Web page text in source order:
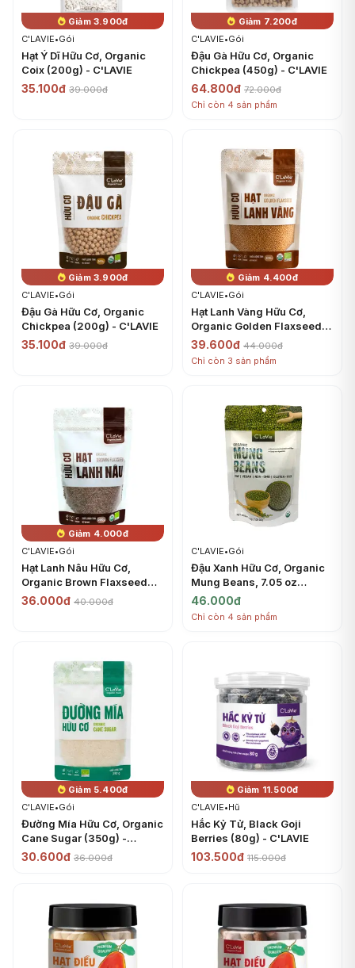
Giảm 3.900đ
C'LAVIE•Gói
Hạt Ý Dĩ Hữu Cơ, Organic
Coix (200g) - C'LAVIE
35.100đ 39.000đ
Giảm 7.200đ
C'LAVIE•Gói
Đậu Gà Hữu Cơ, Organic
Chickpea (450g) - C'LAVIE
64.800đ 72.000đ
Chỉ còn 4 sản phẩm
Giảm 3.900đ
C'LAVIE•Gói
Đậu Gà Hữu Cơ, Organic
Chickpea (200g) - C'LAVIE
35.100đ 39.000đ
Giảm 4.400đ
C'LAVIE•Gói
Hạt Lanh Vàng Hữu Cơ,
Organic Golden Flaxseed
(200g) - C'LAVIE
39.600đ 44.000đ
Chỉ còn 3 sản phẩm
Giảm 4.000đ
C'LAVIE•Gói
Hạt Lanh Nâu Hữu Cơ,
Organic Brown Flaxseed
(200g) - C'LAVIE
36.000đ 40.000đ
C'LAVIE•Gói
Đậu Xanh Hữu Cơ, Organic
Mung Beans, 7.05 oz
(200g) - C'LAVIE
46.000đ
Chỉ còn 4 sản phẩm
Giảm 5.400đ
C'LAVIE•Gói
Đường Mía Hữu Cơ, Organic
Cane Sugar (350g) -
C'LAVIE
30.600đ 36.000đ
Giảm 11.500đ
C'LAVIE•Hũ
Hắc Kỷ Tử, Black Goji
Berries (80g) - C'LAVIE
103.500đ 115.000đ